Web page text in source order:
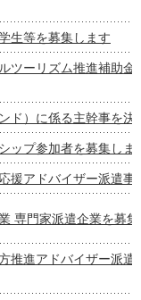
生等を募集します
ツーリズム推進補助金
ド）に係る主幹事を決
ップ参加者を募集しま
アドバイザー派遣事
専門家派遣企業を募
推進アドバイザー派遣